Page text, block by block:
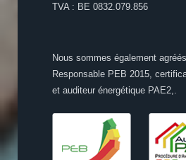
TVA : BE 0832.079.856
Nous sommes également
Responsable PEB 2015,
et auditeur énergétique PAE2,.